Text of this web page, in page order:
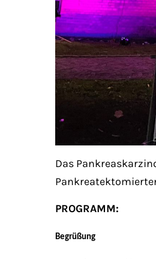
Das
PROGRAMM:
Begrüßung